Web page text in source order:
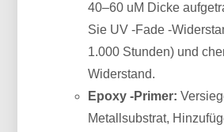
40–60 uM Dicke
Sie UV -Fade -
1.000 Stunden) und
Widerstand.
Epoxy -Primer:
Metallsubstrat,